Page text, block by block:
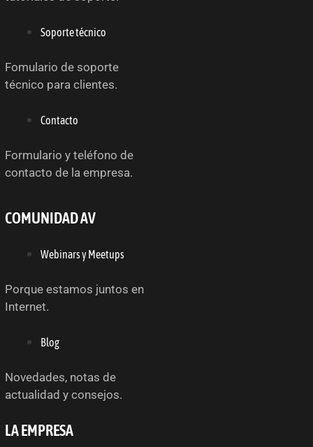
Soporte técnico
Fomulario de soporte
técnico para clientes.
Contacto
Formulario y teléfono de
contacto de la empresa.
COMUNIDAD AV
Webinars y Meetups
Porque estamos juntos en
Internet.
Blog
Novedades, notas de
actualidad y consejos.
LA EMPRESA